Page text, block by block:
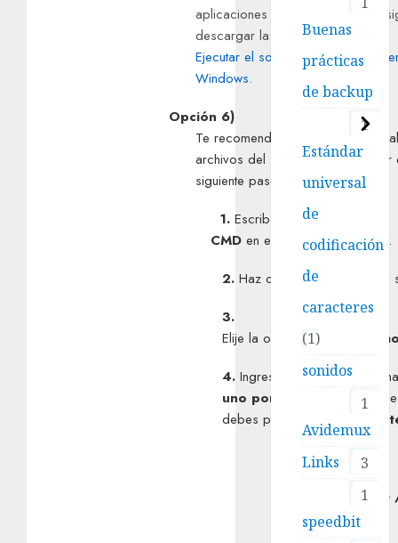
aplicaciones de Windows, en el
descargar la herramienta:
Ejecutar el solucionador de
Windows.
Opción 6)
Te recomendamos que, ingreses
archivos del sistema. Para
siguiente paso a paso:
1. Escribe
CMDen el buscador del inicio.
2. Haz clic derecho sobre el
3.
Elije la opciónEjecutar
4. Ingresa los siguientes
uno por uno
. (Cada vez
debes presionar la tecla “
Sfc /scannow
DISM.exe /
/Scanhealth
Buenas
prácticas
de backup
1
Estándar
universal
de
codificación
de
caracteres
1
sonidos
1
Avidemux
3
Links
1
speedbit